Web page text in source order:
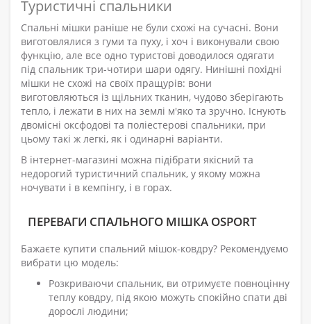
Туристичні спальники
Спальні мішки раніше не були схожі на сучасні. Вони
виготовлялися з гуми та пуху, і хоч і виконували свою
функцію, але все одно туристові доводилося одягати
під спальник три-чотири шари одягу. Нинішні похідні
мішки не схожі на своїх пращурів: вони
виготовляються із щільних тканин, чудово зберігають
тепло, і лежати в них на землі м'яко та зручно. Існують
двомісні оксфодові та поліестерові спальники, при
цьому такі ж легкі, як і одинарні варіанти.
В інтернет-магазині можна підібрати якісний та
недорогий туристичний спальник, у якому можна
ночувати і в кемпінгу, і в горах.
ПЕРЕВАГИ СПАЛЬНОГО МІШКА OSPORT
Бажаєте купити спальний мішок-ковдру? Рекомендуємо
вибрати цю модель:
Розкриваючи спальник, ви отримуєте повноцінну
теплу ковдру, під якою можуть спокійно спати дві
дорослі людини;